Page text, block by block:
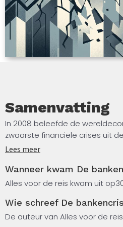
Samenvatting
In 2008 beleefde de
zwaarste financiële crises uit
met ingrijpende gevolgen voor
kon ontstaan: van de opkomst
hypotheekproducten in de
wankelen. Je leest over de rol
toezichthouders en politici, en
Lees meer
Wanneer kwam De
Alles voor de reis kwam uit op
Wie schreef De
De auteur van Alles voor de reis